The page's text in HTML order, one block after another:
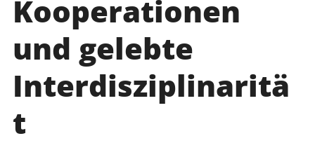
Kooperationen
und gelebte
Interdisziplinaritä
t